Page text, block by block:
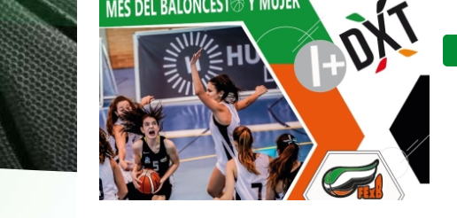
1ª División Nacional
3x3
Plan Minibasket
Copa de Extremadura
Torneos Amistosos